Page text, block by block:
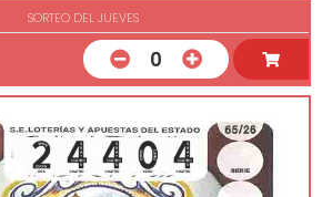
SORTEO DEL JUEVES
0